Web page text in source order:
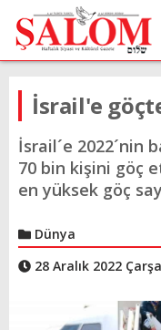
İsrail'e
İsrail´e 2022´nin
70 bin kişini göç
en yüksek göç
Dünya
28 Aralık 2022